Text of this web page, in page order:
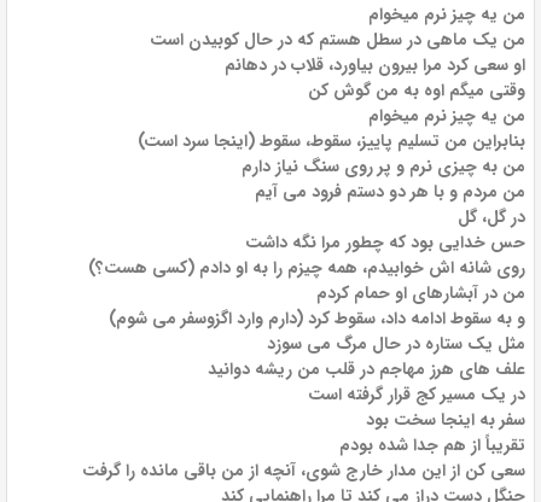
من یه چیز نرم میخوام
من یک ماهی در سطل هستم که در حال کوبیدن است
او سعی کرد مرا بیرون بیاورد، قلاب در دهانم
وقتی میگم اوه به من گوش کن
من یه چیز نرم میخوام
بنابراین من تسلیم پاییز، سقوط، سقوط (اینجا سرد است)
من به چیزی نرم و پر روی سنگ نیاز دارم
من مردم و با هر دو دستم فرود می آیم
در گل، گل
حس خدایی بود که چطور مرا نگه داشت
روی شانه اش خوابیدم، همه چیزم را به او دادم (کسی هست؟)
من در آبشارهای او حمام کردم
و به سقوط ادامه داد، سقوط کرد (دارم وارد اگزوسفر می شوم)
مثل یک ستاره در حال مرگ می سوزد
علف های هرز مهاجم در قلب من ریشه دوانید
در یک مسیر کج قرار گرفته است
سفر به اینجا سخت بود
تقریباً از هم جدا شده بودم
سعی کن از این مدار خارج شوی، آنچه از من باقی مانده را گرفت
جنگل دست دراز می کند تا مرا راهنمایی کند